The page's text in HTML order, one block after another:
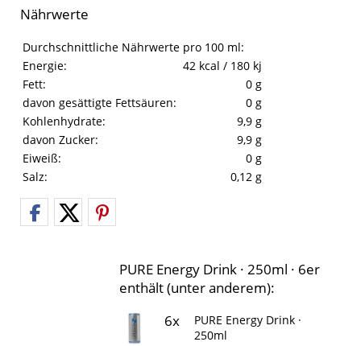
Nährwerte
Nährwerte
Eigenschaft Wert
Durchschnittliche Nährwerte pro 100 ml:
Energie:
42 kcal / 180 kj
Fett:
0 g
davon gesättigte Fettsäuren:
0 g
Kohlenhydrate:
9,9 g
davon Zucker:
9,9 g
Eiweiß:
0 g
Salz:
0,12 g
PURE Energy Drink · 250ml · 6er
enthält (unter anderem):
6x
PURE Energy Drink ·
250ml